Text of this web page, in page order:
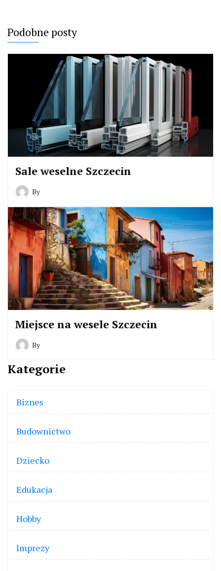
Podobne posty
Sale weselne Szczecin
By
Miejsce na wesele Szczecin
By
Kategorie
Biznes
Budownictwo
Dziecko
Edukacja
Hobby
Imprezy